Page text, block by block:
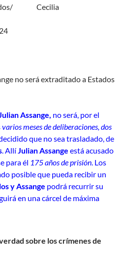
Cecilia
Assange, no será, por el
varios meses de deliberaciones, dos
que no sea trasladado, de
. Allí Julian Assange está acusado
para él 175 años de prisión . Los
posible que pueda recibir un
y Assange podrá recurrir su
en una cárcel de máxima
sobre los crímenes de